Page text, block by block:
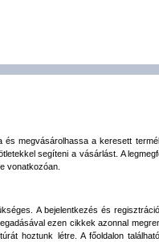
megvásárolhassa a keresett
segíteni a vásárlást. A
vonatkozóan.
A bejelentkezés és
ezen cikkek azonnal
hoztunk létre. A főoldalon